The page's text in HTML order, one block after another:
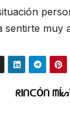
sentirte muy
ᖇIᑎᑕÓᑎ